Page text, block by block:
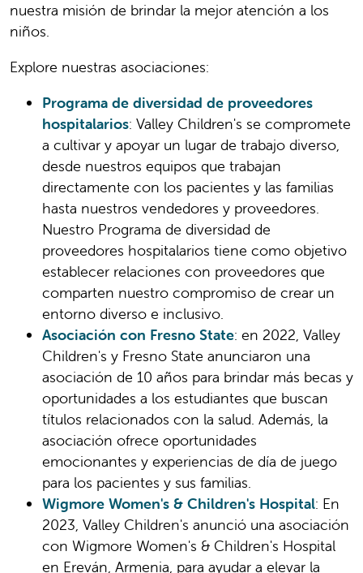
nuestra misión de brindar la mejor atención a los
niños.
Explore nuestras asociaciones:
Programa de diversidad de proveedores
hospitalarios: Valley Children's se compromete
a cultivar y apoyar un lugar de trabajo diverso,
desde nuestros equipos que trabajan
directamente con los pacientes y las familias
hasta nuestros vendedores y proveedores.
Nuestro Programa de diversidad de
proveedores hospitalarios tiene como objetivo
establecer relaciones con proveedores que
comparten nuestro compromiso de crear un
entorno diverso e inclusivo.
Asociación con Fresno State: en 2022, Valley
Children's y Fresno State anunciaron una
asociación de 10 años para brindar más becas y
oportunidades a los estudiantes que buscan
títulos relacionados con la salud. Además, la
asociación ofrece oportunidades
emocionantes y experiencias de día de juego
para los pacientes y sus familias.
Wigmore Women's & Children's Hospital: En
2023, Valley Children's anunció una asociación
con Wigmore Women's & Children's Hospital
en Ereván, Armenia, para ayudar a elevar la